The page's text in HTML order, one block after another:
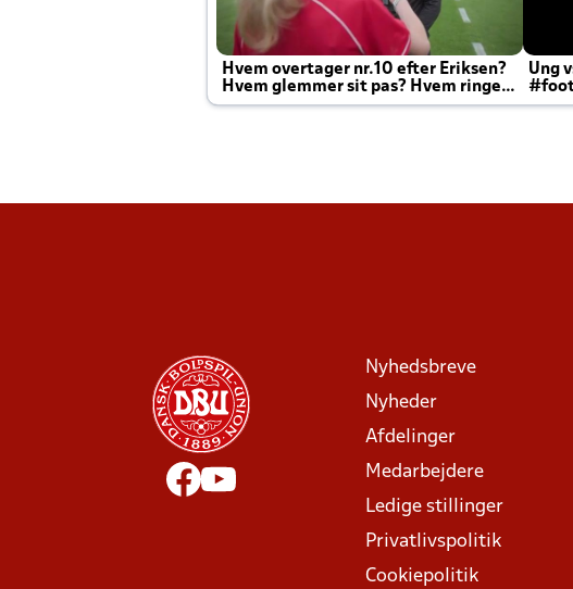
Hvem overtager nr.10 efter Eriksen?
Hvem glemmer sit pas? Hvem ringer
Joachim altid til efter kampe?
Ung
Nyhedsbreve
Nyheder
Afdelinger
Medarbejdere
Ledige stillinger
Privatlivspolitik
Cookiepolitik